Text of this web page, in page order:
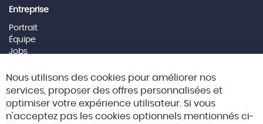
Entreprise
Portrait
Équipe
Jobs
Social Media
Nous utilisons des cookies pour améliorer nos
services, proposer des offres personnalisées et
optimiser votre expérience utilisateur. Si vous
n'acceptez pas les cookies optionnels mentionnés ci-